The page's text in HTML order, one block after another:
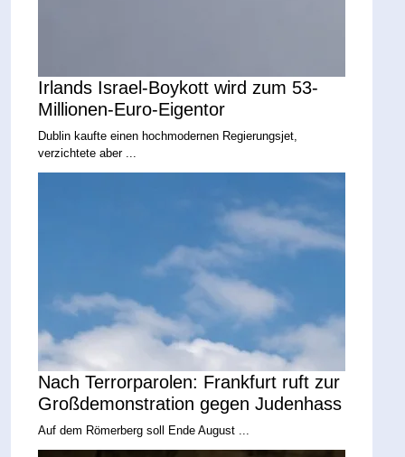
Irlands Israel-Boykott wird zum 53-
Millionen-Euro-Eigentor
Dublin kaufte einen hochmodernen Regierungsjet,
verzichtete aber ...
Nach Terrorparolen: Frankfurt ruft zur
Großdemonstration gegen Judenhass
Auf dem Römerberg soll Ende August ...